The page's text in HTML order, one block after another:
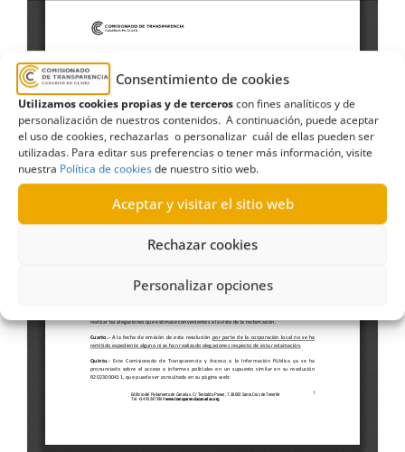
Consentimiento de cookies
Utilizamos cookies propias y de terceroscon fines analíticos y de
personalización de nuestros contenidos. A continuación, puede aceptar
el uso de cookies, rechazarlas o personalizar cuál de ellas pueden ser
utilizadas. Para editar sus preferencias o tener más información, visite
nuestra Política de cookiesde nuestro sitio web.
Aceptar y visitar el sitio web
Rechazar cookies
Personalizar opciones